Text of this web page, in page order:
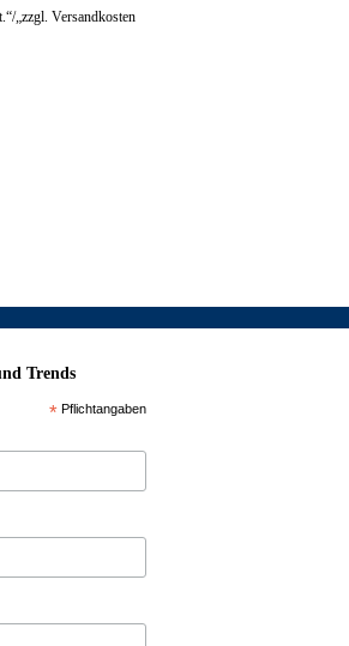
„zzgl. Versandkosten
Trends
* Pflichtangaben